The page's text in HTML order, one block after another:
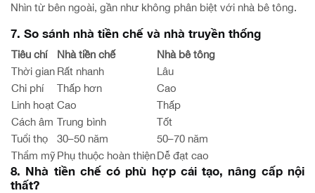
Nhìn từ bên ngoài, gần như không phân biệt với nhà bê tông.
7. So sánh nhà tiền chế và nhà truyền thống
Tiêu chí Nhà tiền chế
Nhà bê tông
Thời gian Rất nhanh
Lâu
Chi phí
Thấp hơn
Cao
Linh hoạt Cao
Thấp
Cách âm Trung bình
Tốt
Tuổi thọ
30–50 năm
50–70 năm
Thẩm mỹPhụ thuộc hoàn thiệnDễ đạt cao
8. Nhà tiền chế có phù hợp cải tạo, nâng cấp nội
thất?